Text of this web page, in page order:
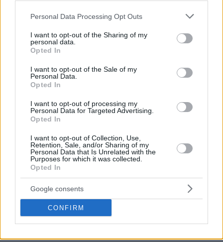
Please note that this website/app uses one or more Google
not limited to your visit or usage behaviour. You may click to
grant or deny consent to Google and its third-party tags to
use your data for below specified purposes in below Google
consent section.
Personal Data Processing Opt Outs
I want to opt-out of the Sharing of my
personal data.
Opted In
I want to opt-out of the Sale of my
Personal Data.
Opted In
I want to opt-out of processing my
Personal Data for Targeted Advertising.
Opted In
I want to opt-out of Collection, Use,
Retention, Sale, and/or Sharing of my
Personal Data that Is Unrelated with the
Purposes for which it was collected.
Opted In
Google consents
CONFIRM